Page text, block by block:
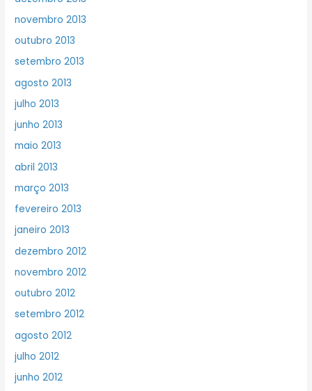
novembro 2013
outubro 2013
setembro 2013
agosto 2013
julho 2013
junho 2013
maio 2013
abril 2013
março 2013
fevereiro 2013
janeiro 2013
dezembro 2012
novembro 2012
outubro 2012
setembro 2012
agosto 2012
julho 2012
junho 2012